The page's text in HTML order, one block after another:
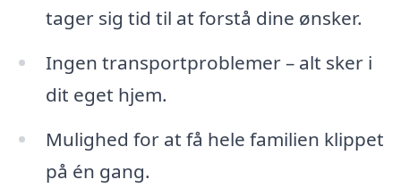
tager sig tid til at forstå dine ønsker.
Ingen transportproblemer – alt sker i
dit eget hjem.
Mulighed for at få hele familien klippet
på én gang.